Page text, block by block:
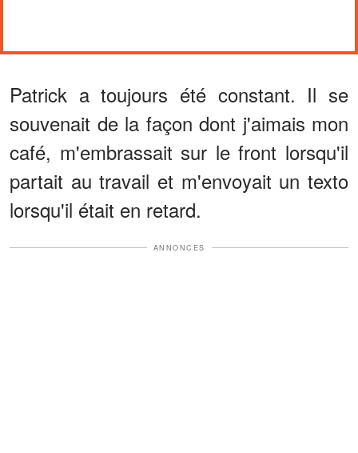
Patrick a toujours été constant. Il se
souvenait de la façon dont j'aimais mon
café, m'embrassait sur le front lorsqu'il
partait au travail et m'envoyait un texto
lorsqu'il était en retard.
ANNONCES